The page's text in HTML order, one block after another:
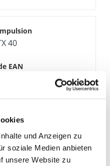
und Anzeigen zu
soziale Medien anbieten
unsere Website zu
40
40